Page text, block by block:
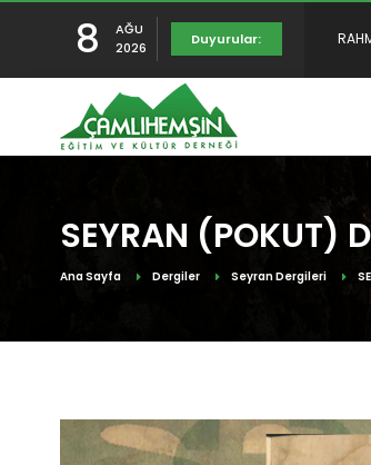
8
AĞU
2026
Duyurular:
SEYRAN (POKUT)
Ana Sayfa Dergiler Seyran Dergileri